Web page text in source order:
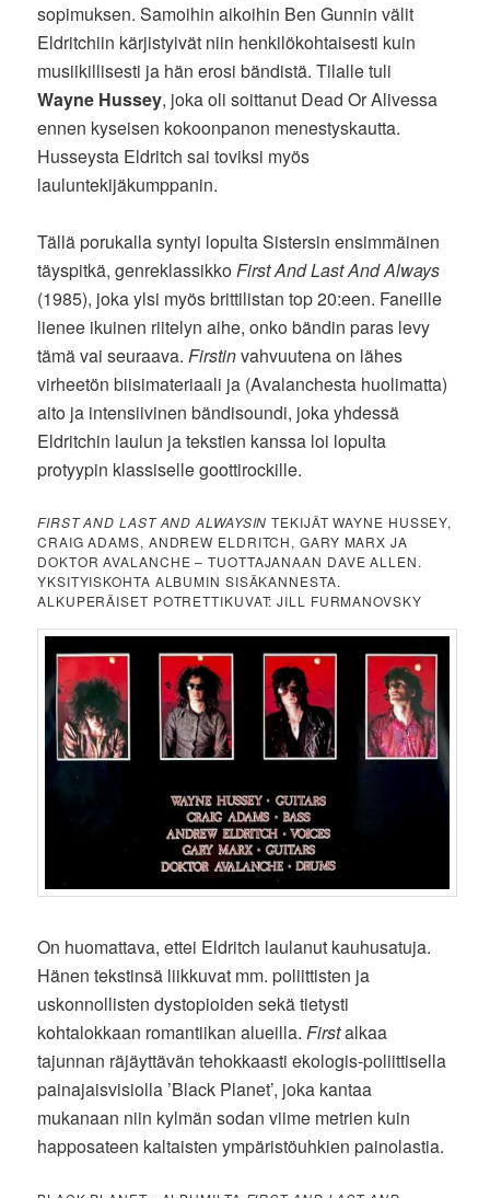
sopimuksen. Samoihin aikoihin Ben Gunnin välit
Eldritchiin kärjistyivät niin henkilökohtaisesti kuin
musiikillisesti ja hän erosi bändistä. Tilalle tuli
Wayne Hussey, joka oli soittanut Dead Or Alivessa
ennen kyseisen kokoonpanon menestyskautta.
Husseysta Eldritch sai toviksi myös
lauluntekijäkumppanin.
Tällä porukalla syntyi lopulta Sistersin ensimmäinen
täyspitkä, genreklassikkoFirst And Last And Always
(1985), joka ylsi myös brittilistan top 20:een. Faneille
lienee ikuinen riitelyn aihe, onko bändin paras levy
tämä vai seuraava.Firstinvahvuutena on lähes
virheetön biisimateriaali ja (Avalanchesta huolimatta)
aito ja intensiivinen bändisoundi, joka yhdessä
Eldritchin laulun ja tekstien kanssa loi lopulta
protyypin klassiselle goottirockille.
FIRST AND LAST AND ALWAYSIN TEKIJÄT WAYNE HUSSEY,
CRAIG ADAMS, ANDREW ELDRITCH, GARY MARX JA
DOKTOR AVALANCHE – TUOTTAJANAAN DAVE ALLEN.
YKSITYISKOHTA ALBUMIN SISÄKANNESTA.
ALKUPERÄISET POTRETTIKUVAT: JILL FURMANOVSKY
On huomattava, ettei Eldritch laulanut kauhusatuja.
Hänen tekstinsä liikkuvat mm. poliittisten ja
uskonnollisten dystopioiden sekä tietysti
kohtalokkaan romantiikan alueilla. Firstalkaa
tajunnan räjäyttävän tehokkaasti ekologis-poliittisella
painajaisvisiolla ’Black Planet’, joka kantaa
mukanaan niin kylmän sodan viime metrien kuin
happosateen kaltaisten ympäristöuhkien painolastia.